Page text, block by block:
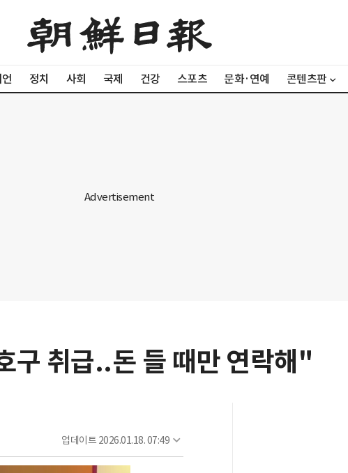
정치 사회 국제 건강 스포츠 문화·연예 콘텐츠판
구 취급..돈 들 때만 연락해"
업데이트 2026.01.18. 07:49